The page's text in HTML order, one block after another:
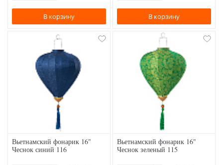
В корзину В корзину
Вьетнамский фонарик 16"
Чеснок синий 116
Вьетнамский фонарик 16"
Чеснок зеленый 115